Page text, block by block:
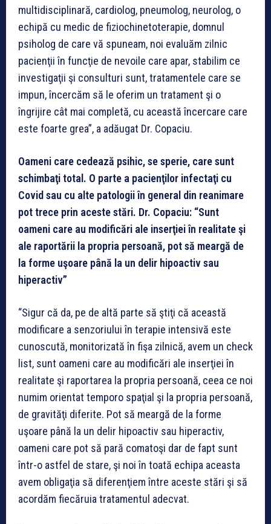
multidisciplinară, cardiolog, pneumolog, neurolog, o
echipă cu medic de fiziochinetoterapie, domnul
psiholog de care vă spuneam, noi evaluăm zilnic
pacienţii în funcţie de nevoile care apar, stabilim ce
investigaţii şi consulturi sunt, tratamentele care se
impun, încercăm să le oferim un tratament şi o
îngrijire cât mai completă, cu această încercare care
este foarte grea”, a adăugat Dr. Copaciu.
Oameni care cedează psihic, se sperie, care sunt
schimbaţi total. O parte a pacienţilor infectaţi cu
Covid sau cu alte patologii în general din reanimare
pot trece prin aceste stări. Dr. Copaciu: “Sunt
oameni care au modificări ale inserţiei în realitate şi
ale raportării la propria persoană, pot să meargă de
la forme uşoare până la un delir hipoactiv sau
hiperactiv”
“Sigur că da, pe de altă parte să ştiţi că această
modificare a senzoriului în terapie intensivă este
cunoscută, monitorizată în fişa zilnică, avem un check
list, sunt oameni care au modificări ale inserţiei în
realitate şi raportarea la propria persoană, ceea ce noi
numim orientat temporo spaţial şi la propria persoană,
de gravităţi diferite. Pot să meargă de la forme
uşoare până la un delir hipoactiv sau hiperactiv,
oameni care pot să pară comatoşi dar de fapt sunt
într-o astfel de stare, şi noi în toată echipa aceasta
avem obligaţia să diferenţiem între aceste stări şi să
acordăm fiecăruia tratamentul adecvat.